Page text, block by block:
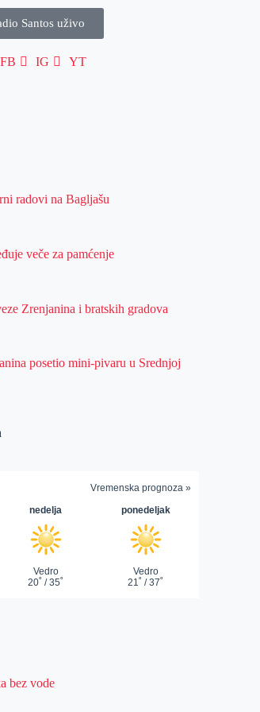
Santos uživo
FB IG YT
radovi na Bagljašu
veče za pamćenje
Zrenjanina i bratskih gradova
posetio mini-pivaru u Srednjoj
bez vode